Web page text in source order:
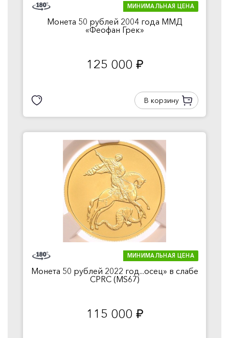
МИНИМАЛЬНАЯ ЦЕНА
Монета 50 рублей 2004 года ММД
«Феофан Грек»
125 000 руб.
В корзину
МИНИМАЛЬНАЯ ЦЕНА
Монета 50 рублей 2022 год...осец» в слабе
CPRC (MS67)
115 000 руб.